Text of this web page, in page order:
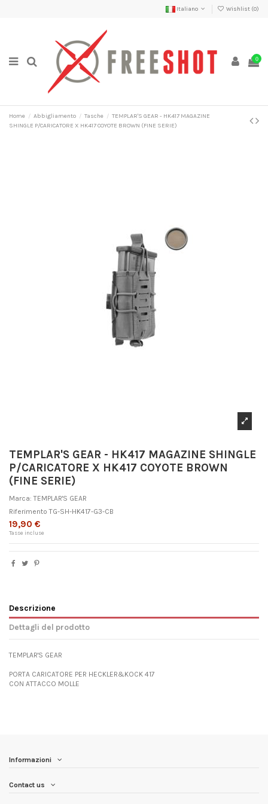
Italiano Wishlist (0)
0
Home Abbigliamento Tasche
TEMPLAR'S GEAR - HK417 MAGAZINE
SHINGLE P/CARICATORE X HK417 COYOTE BROWN (FINE SERIE)
TEMPLAR'S GEAR - HK417 MAGAZINE SHINGLE
P/CARICATORE X HK417 COYOTE BROWN
(FINE SERIE)
Marca: TEMPLAR'S GEAR
Riferimento TG-SH-HK417-G3-CB
19,90 €
Tasse incluse
Descrizione
Dettagli del prodotto
TEMPLAR'S GEAR
PORTA CARICATORE PER HECKLER&KOCK 417
CON ATTACCO MOLLE
Informazioni
Contact us